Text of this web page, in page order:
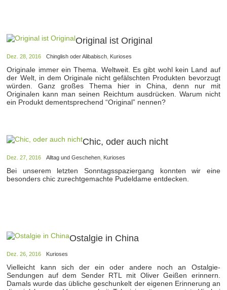
Original ist Original
Dez. 28, 2016 Chinglish oder Alibabisch Kurioses
Originale immer ein Thema. Weltweit. Es gibt wohl kein Land auf
der Welt, in dem Originale nicht gefälschten Produkten bevorzugt
würden. Ganz großes Thema hier in China, denn nur mit
Originalen kann man seinen Reichtum ausdrücken. Warum nicht
ein Produkt dementsprechend “Original” nennen?
Chic, oder auch nicht
Dez. 27, 2016 Alltag und Geschehen Kurioses
Bei unserem letzten Sonntagsspaziergang konnten wir eine
besonders chic zurechtgemachte Pudeldame entdecken.
Ostalgie in China
Dez. 26, 2016 Kurioses
Vielleicht kann sich der ein oder andere noch an Ostalgie-
Sendungen auf dem Sender RTL mit Oliver Geißen erinnern.
Damals wurde das übliche geschunkelt der eigenen Erinnerung an